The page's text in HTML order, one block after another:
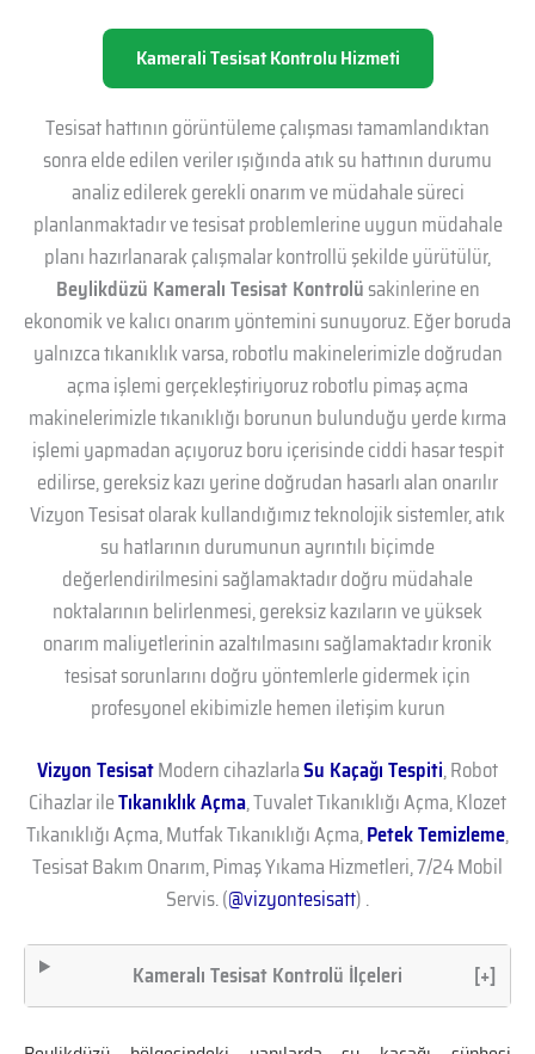
Kamerali Tesisat Kontrolu Hizmeti
Tesisat hattının görüntüleme çalışması tamamlandıktan
sonra elde edilen veriler ışığında atık su hattının durumu
analiz edilerek gerekli onarım ve müdahale süreci
planlanmaktadır ve tesisat problemlerine uygun müdahale
planı hazırlanarak çalışmalar kontrollü şekilde yürütülür,
Beylikdüzü Kameralı Tesisat Kontrolüsakinlerine en
ekonomik ve kalıcı onarım yöntemini sunuyoruz. Eğer boruda
yalnızca tıkanıklık varsa, robotlu makinelerimizle doğrudan
açma işlemi gerçekleştiriyoruz robotlu pimaş açma
makinelerimizle tıkanıklığı borunun bulunduğu yerde kırma
işlemi yapmadan açıyoruz boru içerisinde ciddi hasar tespit
edilirse, gereksiz kazı yerine doğrudan hasarlı alan onarılır
Vizyon Tesisat olarak kullandığımız teknolojik sistemler, atık
su hatlarının durumunun ayrıntılı biçimde
değerlendirilmesini sağlamaktadır doğru müdahale
noktalarının belirlenmesi, gereksiz kazıların ve yüksek
onarım maliyetlerinin azaltılmasını sağlamaktadır kronik
tesisat sorunlarını doğru yöntemlerle gidermek için
profesyonel ekibimizle hemen iletişim kurun
Vizyon TesisatModern cihazlarlaSu Kaçağı Tespiti, Robot
Cihazlar ileTıkanıklık Açma, Tuvalet Tıkanıklığı Açma, Klozet
Tıkanıklığı Açma, Mutfak Tıkanıklığı Açma,Petek Temizleme,
Tesisat Bakım Onarım, Pimaş Yıkama Hizmetleri, 7/24 Mobil
Servis. (@vizyontesisatt) .
Kameralı Tesisat Kontrolü İlçeleri [+]